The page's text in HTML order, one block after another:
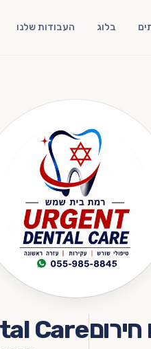
בלוג העבודות שלנו
Care